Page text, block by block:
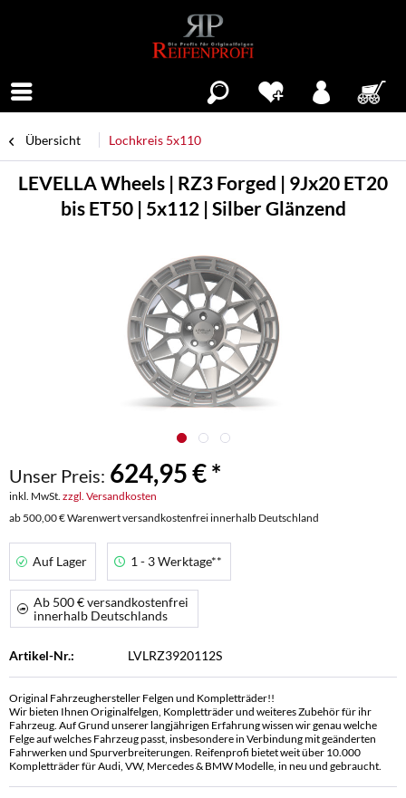
Übersicht Lochkreis 5x110
LEVELLA Wheels | RZ3 Forged | 9Jx20 ET20
bis ET50 | 5x112 | Silber Glänzend
Unser Preis: 624,95 € *
inkl. MwSt. zzgl. Versandkosten
ab 500,00 € Warenwert versandkostenfrei innerhalb Deutschland
Auf Lager 1 - 3 Werktage**
Ab 500 € versandkostenfrei
innerhalb Deutschlands
Artikel-Nr.: LVLRZ3920112S
Original Fahrzeughersteller Felgen und Kompletträder!!
Wir bieten Ihnen Originalfelgen, Kompletträder und weiteres Zubehör für ihr
Fahrzeug. Auf Grund unserer langjährigen Erfahrung wissen wir genau welche
Felge auf welches Fahrzeug passt, insbesondere in Verbindung mit geänderten
Fahrwerken und Spurverbreiterungen. Reifenprofi bietet weit über 10.000
Kompletträder für Audi, VW, Mercedes & BMW Modelle, in neu und gebraucht.